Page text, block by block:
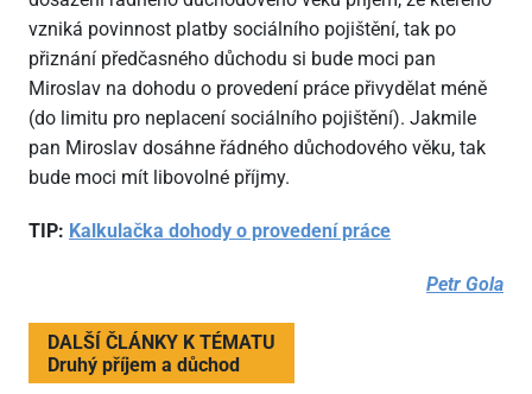
vzniká povinnost platby sociálního pojištění, tak po
přiznání předčasného důchodu si bude moci pan
Miroslav na dohodu o provedení práce přivydělat méně
(do limitu pro neplacení sociálního pojištění). Jakmile
pan Miroslav dosáhne řádného důchodového věku, tak
bude moci mít libovolné příjmy.
TIP: Kalkulačka dohody o provedení práce
Petr Gola
DALŠÍ ČLÁNKY K TÉMATU
Druhý příjem a důchod